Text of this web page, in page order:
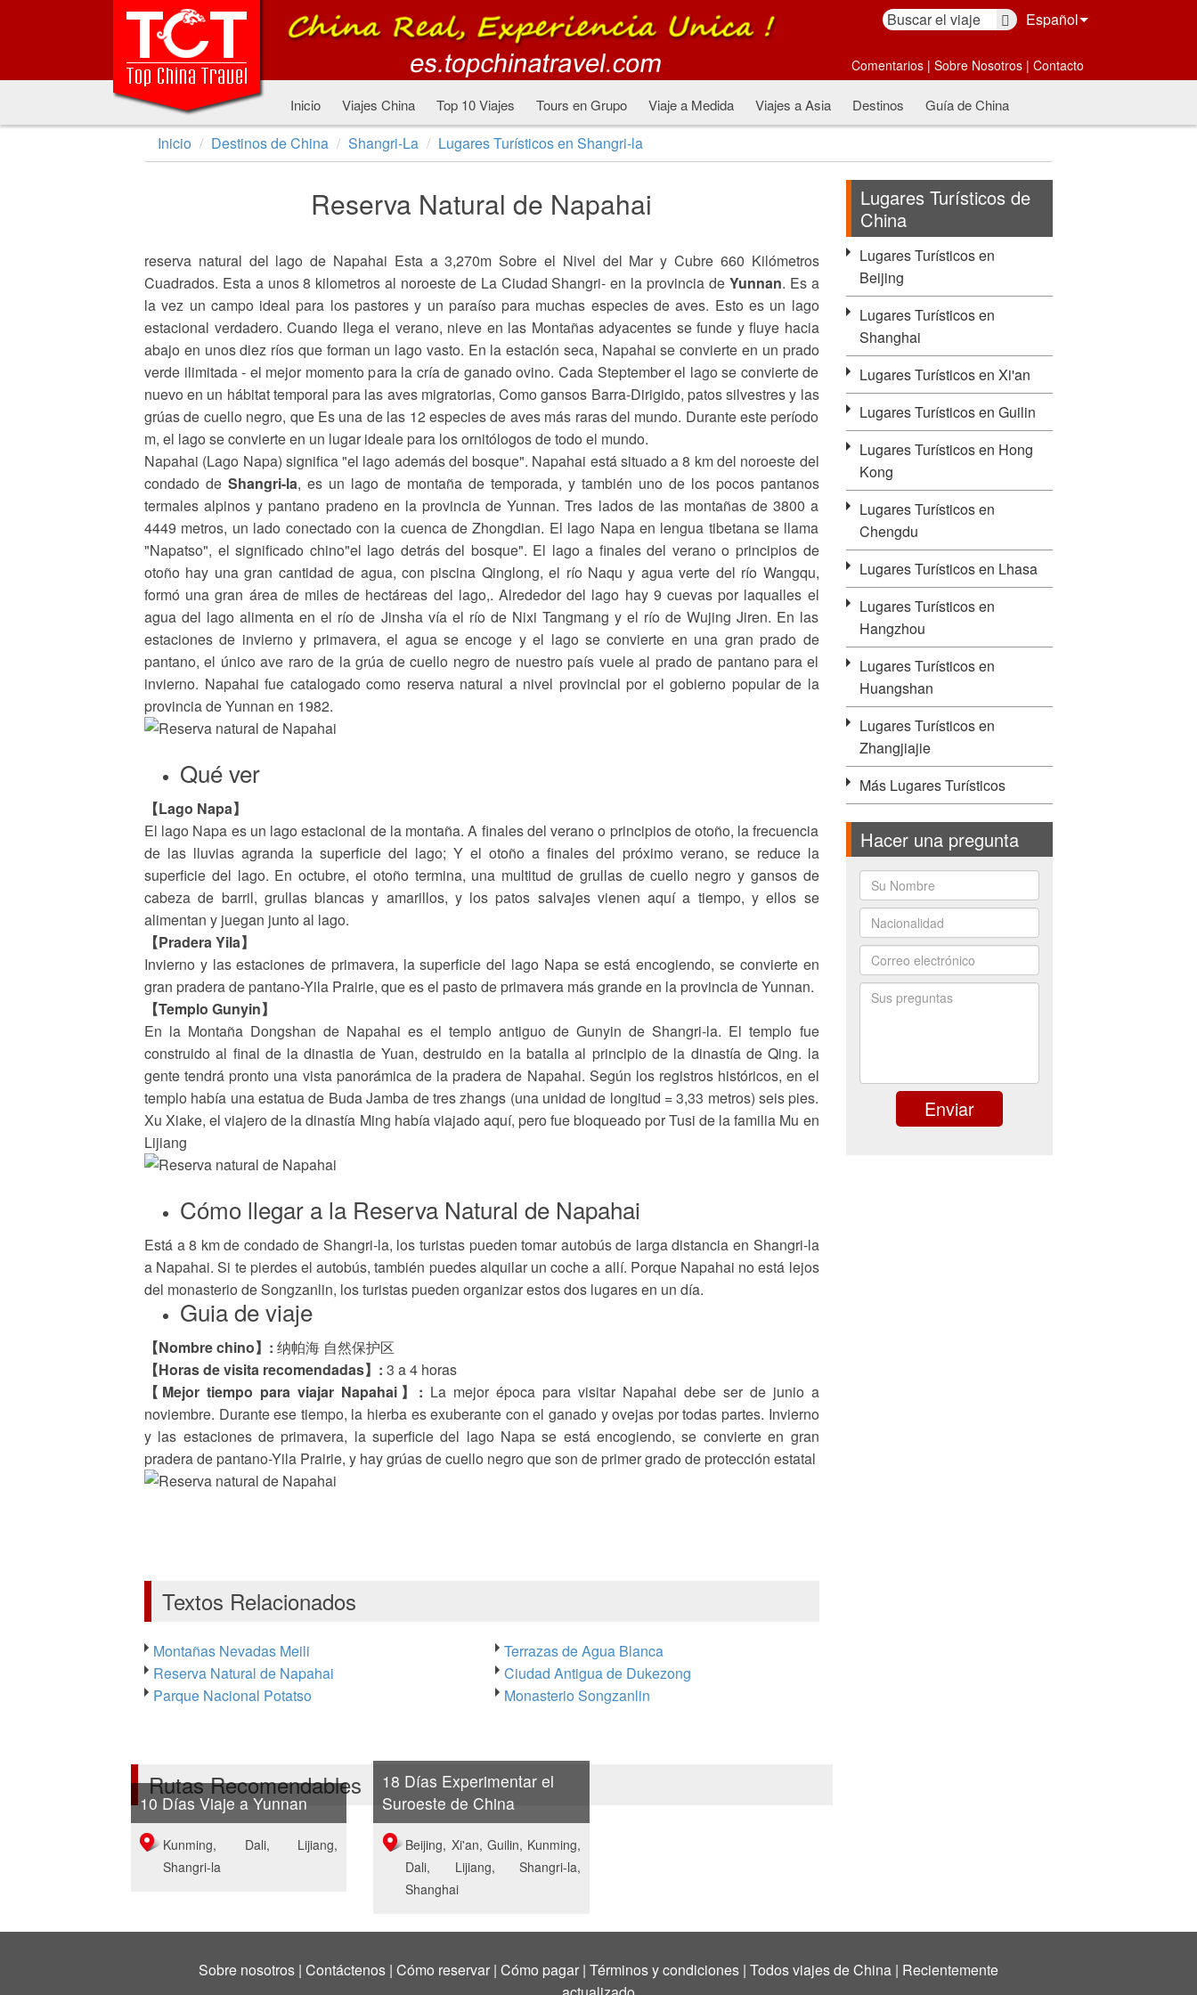
Español
Comentarios | Sobre Nosotros | Contacto
Inicio Viajes China Top 10 Viajes Tours en Grupo Viaje a Medida Viajes a Asia Destinos Guía de China
Inicio Destinos de China Shangri-La Lugares Turísticos en Shangri-la
Reserva Natural de Napahai
reserva natural del lago de Napahai Esta a 3,270m Sobre el Nivel del Mar y Cubre 660 Kilómetros
Cuadrados. Esta a unos 8 kilometros al noroeste de La Ciudad Shangri- en la provincia deYunnan. Es a
la vez un campo ideal para los pastores y un paraíso para muchas especies de aves. Esto es un lago
estacional verdadero. Cuando llega el verano, nieve en las Montañas adyacentes se funde y fluye hacia
abajo en unos diez ríos que forman un lago vasto. En la estación seca, Napahai se convierte en un prado
verde ilimitada - el mejor momento para la cría de ganado ovino. Cada Steptember el lago se convierte de
nuevo en un hábitat temporal para las aves migratorias, Como gansos Barra-Dirigido, patos silvestres y las
grúas de cuello negro, que Es una de las 12 especies de aves más raras del mundo. Durante este período
m, el lago se convierte en un lugar ideale para los ornitólogos de todo el mundo.
Napahai (Lago Napa) significa "el lago además del bosque". Napahai está situado a 8 km del noroeste del
condado de Shangri-la, es un lago de montaña de temporada, y también uno de los pocos pantanos
termales alpinos y pantano pradeno en la provincia de Yunnan. Tres lados de las montañas de 3800 a
4449 metros, un lado conectado con la cuenca de Zhongdian. El lago Napa en lengua tibetana se llama
"Napatso", el significado chino"el lago detrás del bosque". El lago a finales del verano o principios de
otoño hay una gran cantidad de agua, con piscina Qinglong, el río Naqu y agua verte del río Wangqu,
formó una gran área de miles de hectáreas del lago,. Alrededor del lago hay 9 cuevas por laqualles el
agua del lago alimenta en el río de Jinsha vía el río de Nixi Tangmang y el río de Wujing Jiren. En las
estaciones de invierno y primavera, el agua se encoge y el lago se convierte en una gran prado de
pantano, el único ave raro de la grúa de cuello negro de nuestro país vuele al prado de pantano para el
invierno. Napahai fue catalogado como reserva natural a nivel provincial por el gobierno popular de la
provincia de Yunnan en 1982.
Qué ver
【Lago Napa】
El lago Napa es un lago estacional de la montaña. A finales del verano o principios de otoño, la frecuencia
de las lluvias agranda la superficie del lago; Y el otoño a finales del próximo verano, se reduce la
superficie del lago. En octubre, el otoño termina, una multitud de grullas de cuello negro y gansos de
cabeza de barril, grullas blancas y amarillos, y los patos salvajes vienen aquí a tiempo, y ellos se
alimentan y juegan junto al lago.
【Pradera Yila】
Invierno y las estaciones de primavera, la superficie del lago Napa se está encogiendo, se convierte en
gran pradera de pantano-Yila Prairie, que es el pasto de primavera más grande en la provincia de Yunnan.
【Templo Gunyin】
En la Montaña Dongshan de Napahai es el templo antiguo de Gunyin de Shangri-la. El templo fue
construido al final de la dinastia de Yuan, destruido en la batalla al principio de la dinastía de Qing. la
gente tendrá pronto una vista panorámica de la pradera de Napahai. Según los registros históricos, en el
templo había una estatua de Buda Jamba de tres zhangs (una unidad de longitud = 3,33 metros) seis pies.
Xu Xiake, el viajero de la dinastía Ming había viajado aquí, pero fue bloqueado por Tusi de la familia Mu en
Lijiang
Cómo llegar a la Reserva Natural de Napahai
Está a 8 km de condado de Shangri-la, los turistas pueden tomar autobús de larga distancia en Shangri-la
a Napahai. Si te pierdes el autobús, también puedes alquilar un coche a allí. Porque Napahai no está lejos
del monasterio de Songzanlin, los turistas pueden organizar estos dos lugares en un día.
Guia de viaje
【Nombre chino】: 纳帕海 自然保护区
【Horas de visita recomendadas】: 3 a 4 horas
【Mejor tiempo para viajar Napahai】: La mejor época para visitar Napahai debe ser de junio a
noviembre. Durante ese tiempo, la hierba es exuberante con el ganado y ovejas por todas partes. Invierno
y las estaciones de primavera, la superficie del lago Napa se está encogiendo, se convierte en gran
pradera de pantano-Yila Prairie, y hay grúas de cuello negro que son de primer grado de protección estatal
Textos Relacionados
Montañas Nevadas Meili
Terrazas de Agua Blanca
Reserva Natural de Napahai
Ciudad Antigua de Dukezong
Parque Nacional Potatso
Monasterio Songzanlin
Rutas Recomendables
10 Días Viaje a Yunnan
Kunming, Dali, Lijiang,
Shangri-la
18 Días Experimentar el
Suroeste de China
Beijing, Xi'an, Guilin, Kunming,
Dali, Lijiang, Shangri-la,
Shanghai
Lugares Turísticos de
China
Lugares Turísticos en
Beijing
Lugares Turísticos en
Shanghai
Lugares Turísticos en Xi'an
Lugares Turísticos en Guilin
Lugares Turísticos en Hong
Kong
Lugares Turísticos en
Chengdu
Lugares Turísticos en Lhasa
Lugares Turísticos en
Hangzhou
Lugares Turísticos en
Huangshan
Lugares Turísticos en
Zhangjiajie
Más Lugares Turísticos
Hacer una pregunta
Sobre nosotros | Contáctenos | Cómo reservar | Cómo pagar | Términos y condiciones | Todos viajes de China | Recientemente